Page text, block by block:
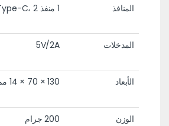
المنافذ 1 منفذ Type-C، 2 منفذ USB
المدخلات 5V/2A
الأبعاد 130 × 70 × 14 مم
الوزن 200 جرام